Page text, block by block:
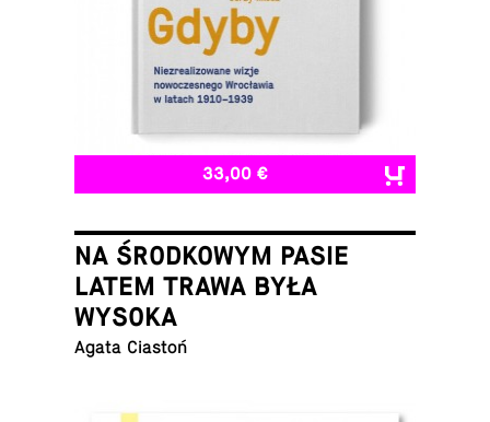
33,00 €
NA ŚRODKOWYM PASIE
LATEM TRAWA BYŁA
WYSOKA
Agata Ciastoń